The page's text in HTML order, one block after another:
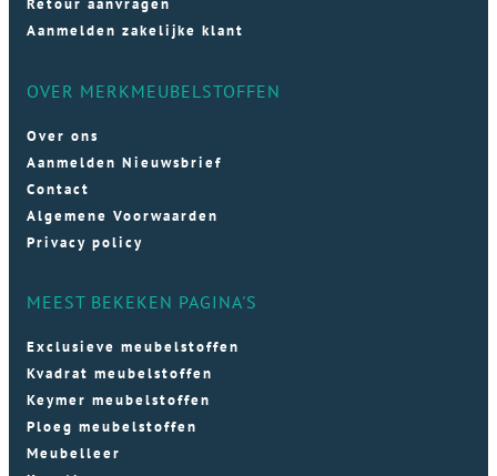
Retour aanvragen
Aanmelden zakelijke klant
OVER MERKMEUBELSTOFFEN
Over ons
Aanmelden Nieuwsbrief
Contact
Algemene Voorwaarden
Privacy policy
MEEST BEKEKEN PAGINA'S
Exclusieve meubelstoffen
Kvadrat meubelstoffen
Keymer meubelstoffen
Ploeg meubelstoffen
Meubelleer